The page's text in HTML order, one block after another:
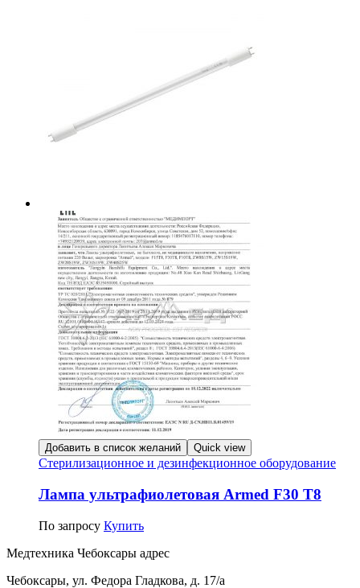
Добавить в список желаний Quick view
Стерилизационное и дезинфекционное оборудование
Лампа ультрафиолетовая Armed F30 T8
По запросу Купить
Медтехника Чебоксары адрес
Чебоксары, ул. Федора Гладкова, д. 17/а